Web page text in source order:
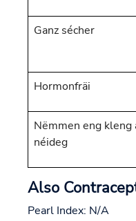
Ganz sécher
Hormonfräi
Nëmmen eng kleng
néideg
Also
Pearl Index: N/A